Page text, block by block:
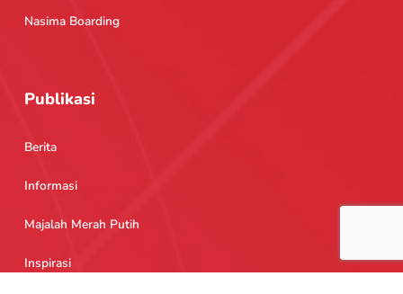
Nasima Boarding
Publikasi
Berita
Informasi
Majalah Merah Putih
Inspirasi